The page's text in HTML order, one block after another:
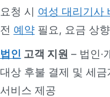
요청 시 여성 대리기사
전 예약필요, 요금 상
법인 고객 지원 – 법인·
대상 후불 결제 및 세금
서비스 제공